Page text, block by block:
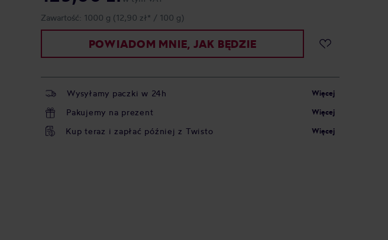
Zawartość: 1000 g (12,90 zł* / 100 g)
POWIADOM MNIE, JAK BĘDZIE
Wysyłamy paczki w 24h Więcej
Pakujemy na prezent Więcej
Kup teraz i zapłać później z Twisto Więcej